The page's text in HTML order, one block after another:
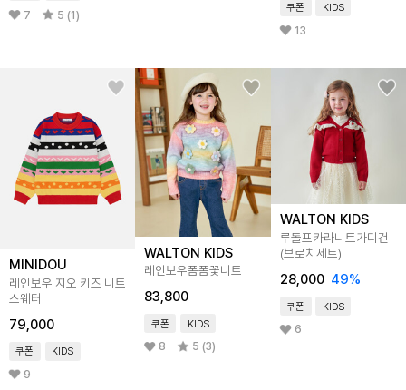
7 5 (1)
쿠폰 KIDS
13
MINIDOU
레인보우 지오 키즈 니트
스웨터
79,000
쿠폰 KIDS
9
WALTON KIDS
레인보우폼폼꽃니트
83,800
쿠폰 KIDS
8 5 (3)
WALTON KIDS
루돌프카라니트가디건
(브로치세트)
28,000 49%
쿠폰 KIDS
6